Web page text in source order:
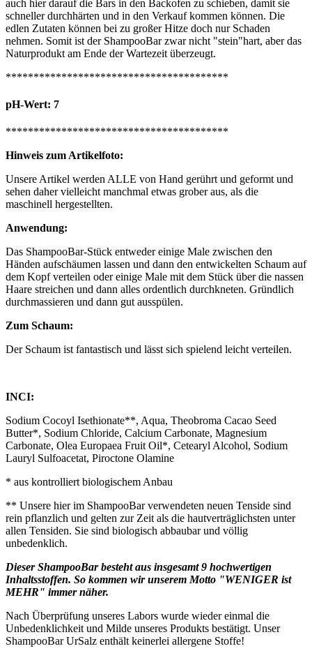
auch hier darauf die Bars in den Backofen zu schieben, damit sie
schneller durchhärten und in den Verkauf kommen können. Die
edlen Zutaten können bei zu großer Hitze doch nur Schaden
nehmen. Somit ist der ShampooBar zwar nicht "stein"hart, aber das
Naturprodukt am Ende der Wartezeit überzeugt.
****************************************
pH-Wert: 7
****************************************
Hinweis zum Artikelfoto:
Unsere Artikel werden ALLE von Hand gerührt und geformt und
sehen daher vielleicht manchmal etwas grober aus, als die
maschinell hergestellten.
Anwendung:
Das ShampooBar-Stück entweder einige Male zwischen den
Händen aufschäumen lassen und dann den entwickelten Schaum auf
dem Kopf verteilen oder einige Male mit dem Stück über die nassen
Haare streichen und dann alles ordentlich durchkneten. Gründlich
durchmassieren und dann gut ausspülen.
Zum Schaum:
Der Schaum ist fantastisch und lässt sich spielend leicht verteilen.
INCI:
Sodium Cocoyl Isethionate**, Aqua, Theobroma Cacao Seed
Butter*, Sodium Chloride, Calcium Carbonate, Magnesium
Carbonate, Olea Europaea Fruit Oil*, Cetearyl Alcohol, Sodium
Lauryl Sulfoacetat, Piroctone Olamine
* aus kontrolliert biologischem Anbau
** Unsere hier im ShampooBar verwendeten neuen Tenside sind
rein pflanzlich und gelten zur Zeit als die hautverträglichsten unter
allen Tensiden. Sie sind biologisch abbaubar und völlig
unbedenklich.
Dieser ShampooBar besteht aus insgesamt 9 hochwertigen
Inhaltsstoffen. So kommen wir unserem Motto "WENIGER ist
MEHR" immer näher.
Nach Überprüfung unseres Labors wurde wieder einmal die
Unbedenklichkeit und Milde unseres Produkts bestätigt. Unser
ShampooBar UrSalz enthält keinerlei allergene Stoffe!